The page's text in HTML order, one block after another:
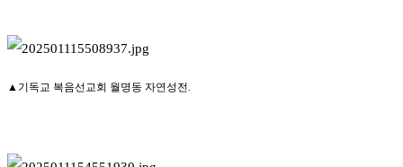
▲기독교 복음선교회 월명동 자연성전.